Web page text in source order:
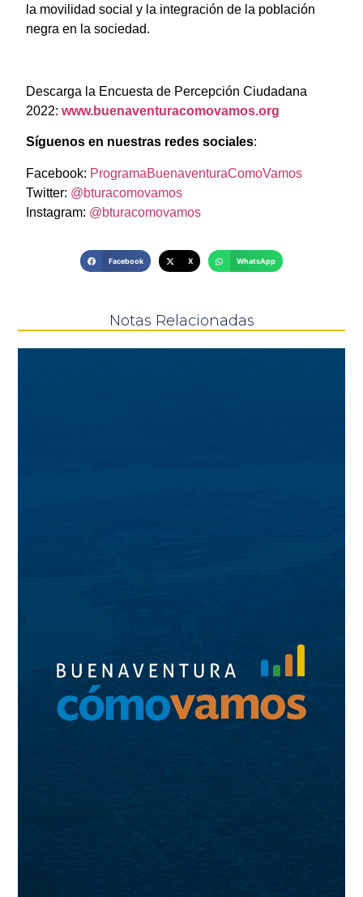
la movilidad social y la integración de la población
negra en la sociedad.
Descarga la Encuesta de Percepción Ciudadana
2022:www.buenaventuracomovamos.org
Síguenos en nuestras redes sociales:
Facebook: ProgramaBuenaventuraComoVamos
Twitter: @bturacomovamos
Instagram: @bturacomovamos
Facebook X WhatsApp
Notas Relacionadas